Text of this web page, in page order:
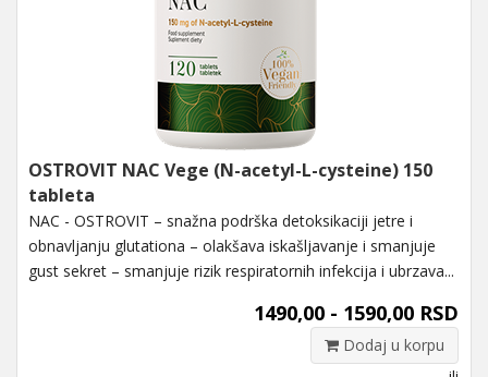
OSTROVIT NAC Vege (N-acetyl-L-cysteine) 150
tableta
NAC - OSTROVIT – snažna podrška detoksikaciji jetre i
obnavljanju glutationa – olakšava iskašljavanje i smanjuje
gust sekret – smanjuje rizik respiratornih infekcija i ubrzava...
1490,00 - 1590,00 RSD
Dodaj u korpu